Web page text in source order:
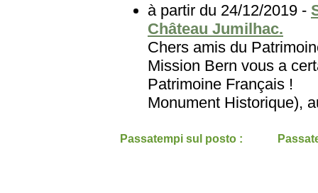
à partir du 24/12/2019 -
Château Jumilhac.
Chers amis du
Mission Bern vous a
Patrimoine
Monument Historique),
Passatempi sul posto :